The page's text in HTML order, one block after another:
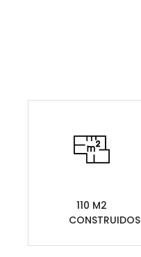
110 M2
CONSTRUIDOS